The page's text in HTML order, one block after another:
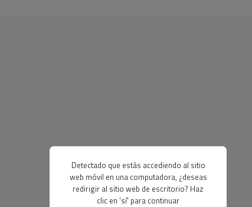
Detectado que estás accediendo al sitio
web móvil en una computadora, ¿deseas
redirigir al sitio web de escritorio? Haz
clic en 'sí' para continuar